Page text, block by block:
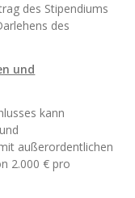
des Stipendiums
des
und
kann
außerordentlichen
2.000 € pro